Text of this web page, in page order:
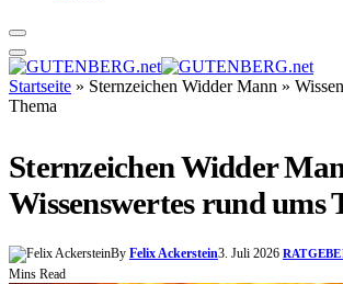
Startseite » Sternzeichen Widder Mann »
Thema
Sternzeichen Widder
Wissenswertes rund ums
By Felix Ackerstein3. Juli 2026
Mins Read